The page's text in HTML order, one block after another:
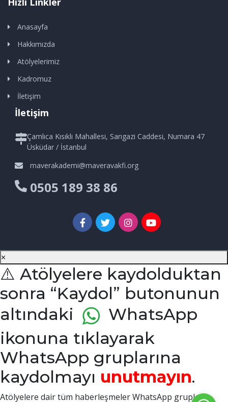
Anasayfa
Hakkımızda
Atölyelerimiz
Kadromuz
İletişim
İletişim
Çamlıca Kısıklı Mahallesi, Sarıgazi Caddesi, Numara 47
Üsküdar / İstanbul
maverakademi@maveravakfi.org
0505 189 38 86
×
⚠️ Atölyelere kaydolduktan
sonra “Kaydol” butonunun
altındaki
WhatsApp
ikonuna tıklayarak
WhatsApp gruplarına
kaydolmayı unutmayın.
Atölyelere dair tüm haberleşmeler WhatsApp grupları